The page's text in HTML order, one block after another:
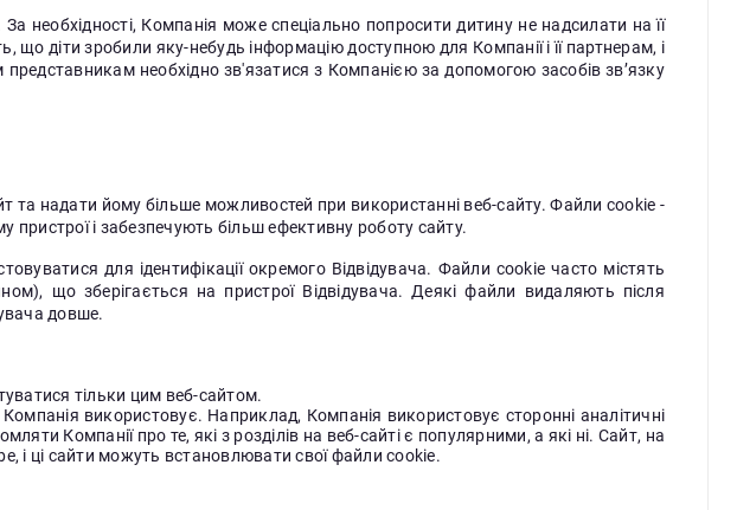
необхідності, Компанія може спеціально попросити дитину не надсилати на її
діти зробили яку-небудь інформацію доступною для Компанії і її партнерам, і
необхідно зв'язатися з Компанією за допомогою засобів зв’язку
та надати йому більше можливостей при використанні веб-сайту. Файли cookie -
пристрої і забезпечують більш ефективну роботу сайту.
для ідентифікації окремого Відвідувача. Файли cookie часто містять
що зберігається на пристрої Відвідувача. Деякі файли видаляють після
довше.
тільки цим веб-сайтом.
використовує. Наприклад, Компанія використовує сторонні аналітичні
Компанії про те, які з розділів на веб-сайті є популярними, а які ні. Сайт, на
і ці сайти можуть встановлювати свої файли cookie.